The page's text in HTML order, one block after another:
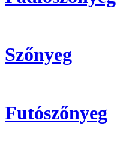
Szőnyeg
Futószőnyeg